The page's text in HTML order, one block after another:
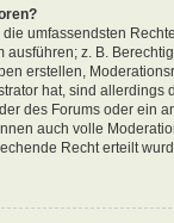
umfassendsten
ausführen; z. B.
erstellen,
hat, sind allerdings
des Forums oder ein
auch volle
Recht erteilt